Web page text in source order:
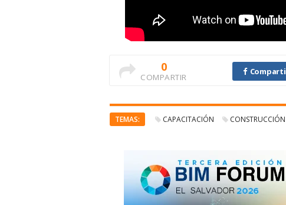
0
COMPARTIR
TEMAS: CAPACITACIÓN CONSTRUCCIÓN